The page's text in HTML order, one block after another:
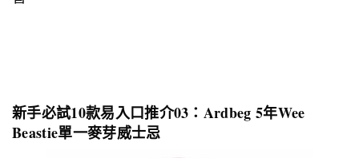
新手必試10款易入口推介03 ： Ardbeg 5年Wee
Beastie單一麥芽威士忌